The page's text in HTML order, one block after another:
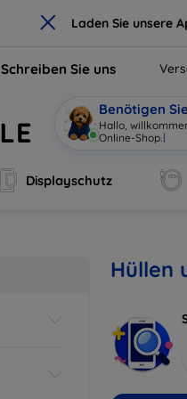
× Laden Sie unsere
Schreiben Sie uns
Benötigen
Hallo,
Online-Shop. |
Displayschutz
Hüllen